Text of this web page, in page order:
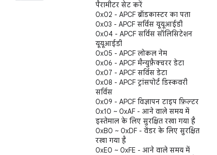
पैरामीटर सेट करें
0x02 - APCF ब्रॉडकास्टर का पता
0x03 - APCF सर्विस यूयूआईडी
0x04 - APCF सर्विस सॉलिसिटेशन
यूयूआईडी
0x05 - APCF लोकल नेम
0x06 - APCF मैन्युफ़ैक्चरर डेटा
0x07 - APCF सर्विस डेटा
0x08 - APCF ट्रांसपोर्ट डिस्कवरी
सर्विस
0x09 - APCF विज्ञापन टाइप फ़िल्टर
0x10 ~ 0xAF - आने वाले समय में
इस्तेमाल के लिए सुरक्षित रखा गया है
0xB0 ~ 0xDF - वेंडर के लिए सुरक्षित
रखा गया है
0xE0 ~ 0xFE - आने वाले समय में